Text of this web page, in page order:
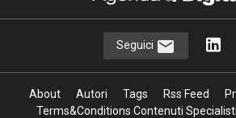
Seguici
About Autori Tags Rss Feed
Terms&Conditions Contenuti